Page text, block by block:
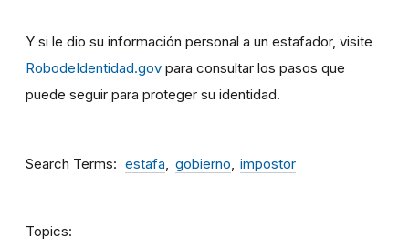
Y si le dio su información personal a un estafador, visite
RobodeIdentidad.gov para consultar los pasos que
puede seguir para proteger su identidad.
Search Terms estafa gobierno impostor
Topics